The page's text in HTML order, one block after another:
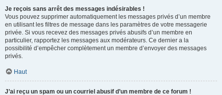
Je reçois sans arrêt des messages indésirables !
Vous pouvez supprimer automatiquement les messages privés d’un membre
en utilisant les filtres de message dans les paramètres de votre messagerie
privée. Si vous recevez des messages privés abusifs d’un membre en
particulier, rapportez les messages aux modérateurs. Ce dernier a la
possibilité d’empêcher complètement un membre d’envoyer des messages
privés.
Haut
J’ai reçu un spam ou un courriel abusif d’un membre de ce forum !